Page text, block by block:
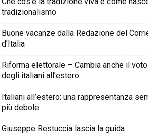
tradizionalismo
Buone vacanze dalla Redazione del
d’Italia
Riforma elettorale – Cambia anche il voto
degli italiani all’estero
Italiani all’estero: una rappresentanza
più debole
Giuseppe Restuccia lascia la guida